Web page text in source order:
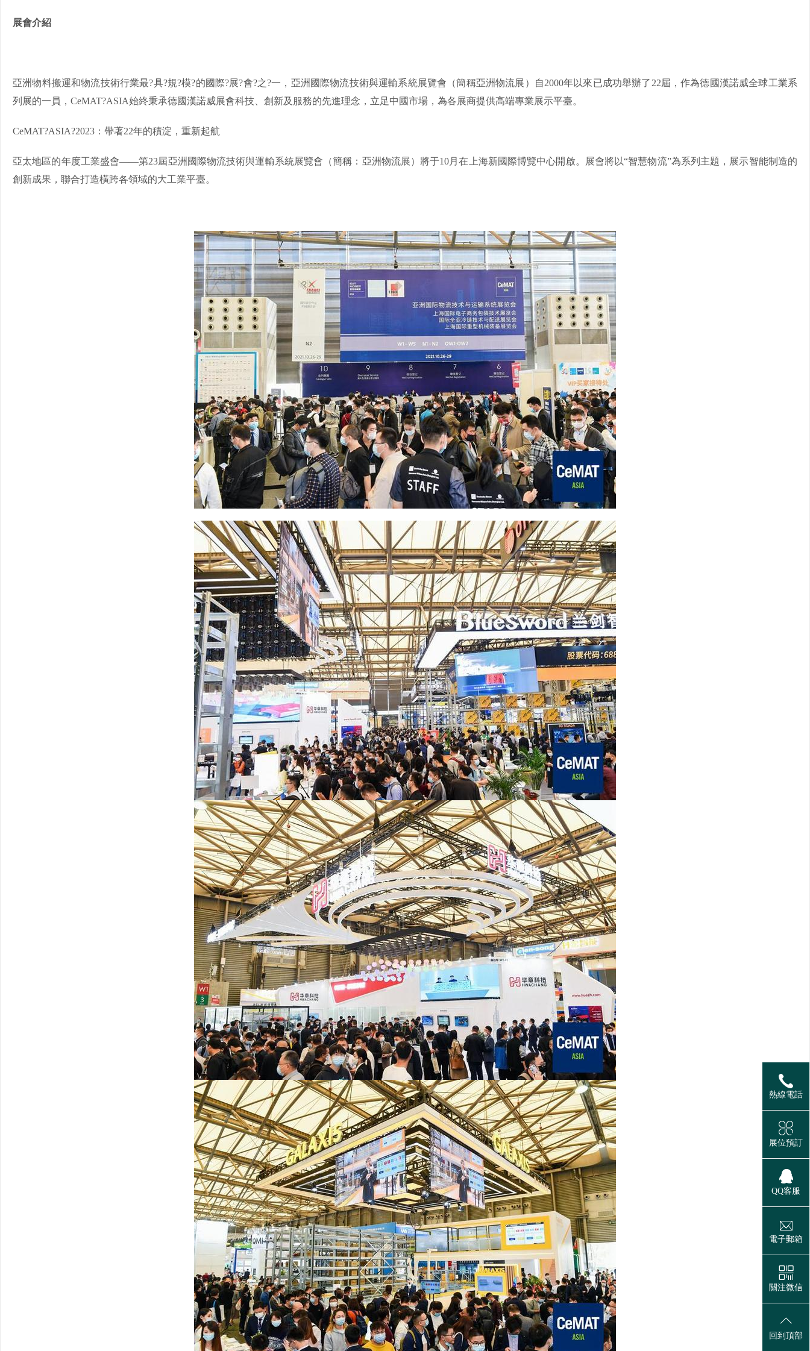
展會介紹
亞洲物料搬運和物流技術行業最?具?規?模?的國際?展?會?之?一，亞洲國際物流技術與運輸系統展覽會（簡稱亞洲物流展）自2000年以來已成功舉辦了22屆，作為德國漢諾威全球工業系
列展的一員，CeMAT?ASIA始終秉承德國漢諾威展會科技、創新及服務的先進理念，立足中國市場，為各展商提供高端專業展示平臺。
CeMAT?ASIA?2023：帶著22年的積淀，重新起航
亞太地區的年度工業盛會——第23屆亞洲國際物流技術與運輸系統展覽會（簡稱：亞洲物流展）將于10月在上海新國際博覽中心開啟。展會將以“智慧物流”為系列主題，展示智能制造的
創新成果，聯合打造橫跨各領域的大工業平臺。
熱線電話
展位預訂
QQ客服
電子郵箱
關注微信
回到頂部